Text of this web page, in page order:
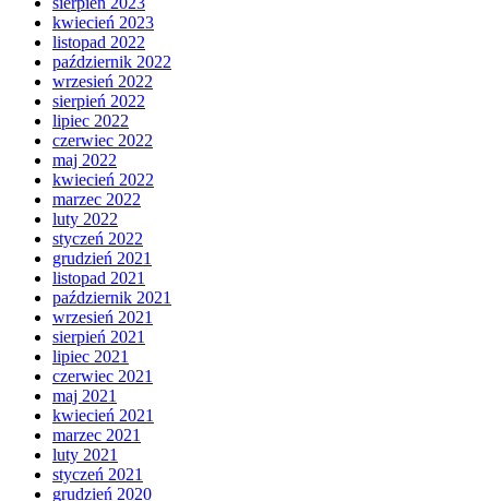
kwiecień 2023
listopad 2022
październik 2022
wrzesień 2022
sierpień 2022
lipiec 2022
czerwiec 2022
maj 2022
kwiecień 2022
marzec 2022
luty 2022
styczeń 2022
grudzień 2021
listopad 2021
październik 2021
wrzesień 2021
sierpień 2021
lipiec 2021
czerwiec 2021
maj 2021
kwiecień 2021
marzec 2021
luty 2021
styczeń 2021
grudzień 2020